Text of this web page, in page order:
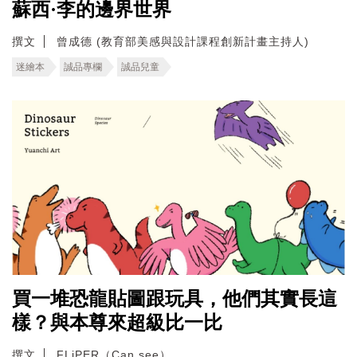
蘇西·李的邊界世界
撰文 曾成德 (教育部美感與設計課程創新計畫主持人)
迷繪本 誠品專欄 誠品兒童
買一堆恐龍貼圖跟玩具，他們其實長這
樣？與本尊來超級比一比
撰文 FLiPER（Can see）